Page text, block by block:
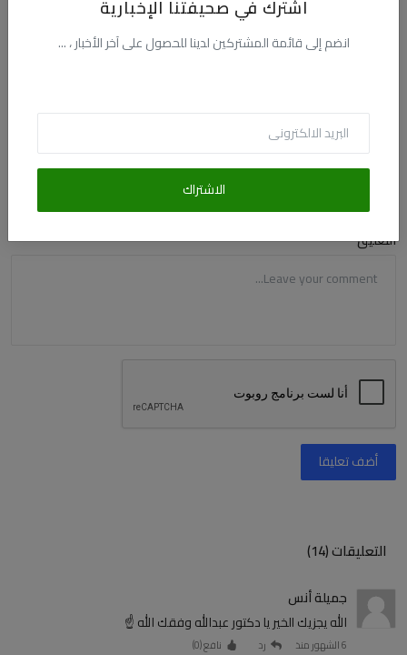
اشترك في صحيفتنا الإخبارية
انضم إلى قائمة المشتركين لدينا للحصول على آخر الأخبار ، ...
الاشتراك
البريد الالكترونى
التعليق
أضف تعليقا
التعليقات (14)
جميلة أنس
الله يجزيك الخير يا دكتور عبدالله وفقك الله ☝️
6 الشهور منذ رد نافع (0
)